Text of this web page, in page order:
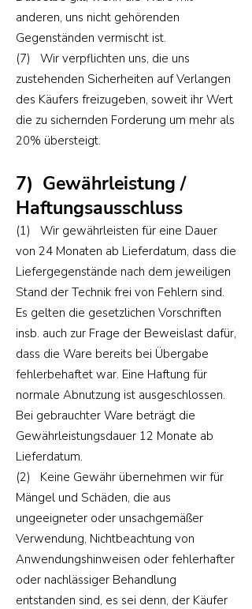
anderen, uns nicht gehörenden
Gegenständen vermischt ist.
(7) Wir verpflichten uns, die uns
zustehenden Sicherheiten auf Verlangen
des Käufers freizugeben, soweit ihr Wert
die zu sichernden Forderung um mehr als
20% übersteigt.
7) Gewährleistung /
Haftungsausschluss
(1) Wir gewährleisten für eine Dauer
von 24 Monaten ab Lieferdatum, dass die
Liefergegenstände nach dem jeweiligen
Stand der Technik frei von Fehlern sind.
Es gelten die gesetzlichen Vorschriften
insb. auch zur Frage der Beweislast dafür,
dass die Ware bereits bei Übergabe
fehlerbehaftet war. Eine Haftung für
normale Abnutzung ist ausgeschlossen.
Bei gebrauchter Ware beträgt die
Gewährleistungsdauer 12 Monate ab
Lieferdatum.
(2) Keine Gewähr übernehmen wir für
Mängel und Schäden, die aus
ungeeigneter oder unsachgemäßer
Verwendung, Nichtbeachtung von
Anwendungshinweisen oder fehlerhafter
oder nachlässiger Behandlung
entstanden sind, es sei denn, der Käufer